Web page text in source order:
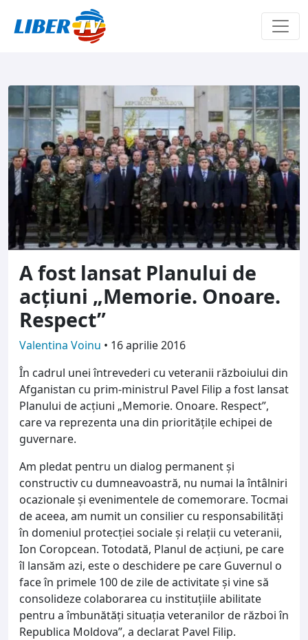
A fost lansat Planului de
acțiuni „Memorie. Onoare.
Respect”
Valentina Voinu • 16 aprilie 2016
În cadrul unei întrevederi cu veteranii războiului din
Afganistan cu prim-ministrul Pavel Filip a fost lansat
Planului de acțiuni „Memorie. Onoare. Respect”,
care va reprezenta una din prioritățile echipei de
guvernare.
Am pledat pentru un dialog permanent și
constructiv cu dumneavoastră, nu numai la întâlniri
ocazionale şi evenimentele de comemorare. Tocmai
de aceea, am numit un consilier cu responsabilități
în domeniul protecției sociale și relații cu veteranii,
Ion Coropcean. Totodată, Planul de acțiuni, pe care
îl lansăm azi, este o deschidere pe care Guvernul o
face în primele 100 de zile de activitate şi vine să
consolideze colaborarea cu instituțiile abilitate
pentru a îmbunătăți situația veteranilor de război în
Republica Moldova”, a declarat Pavel Filip.